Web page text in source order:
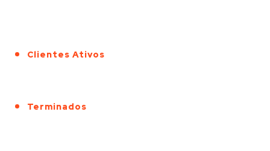
Clientes Ativos
Terminados